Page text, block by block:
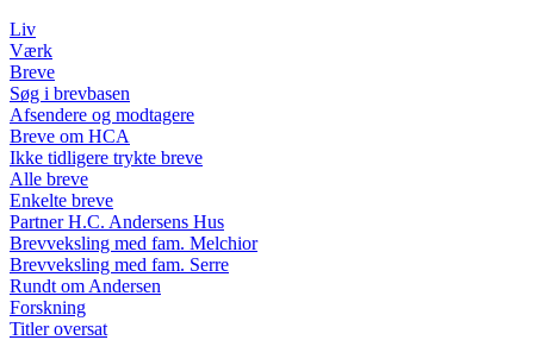
Liv
Værk
Breve
Søg i brevbasen
Afsendere og modtagere
Breve om HCA
Ikke tidligere trykte breve
Alle breve
Enkelte breve
Partner H.C. Andersens Hus
Brevveksling med fam. Melchior
Brevveksling med fam. Serre
Rundt om Andersen
Forskning
Titler oversat